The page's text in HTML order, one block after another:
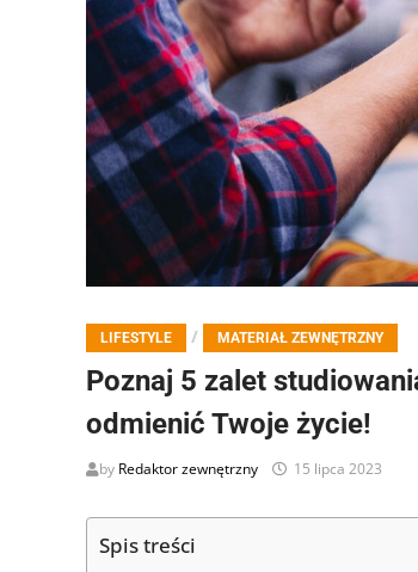
LIFESTYLE / MATERIAŁ ZEWNĘTRZNY
Poznaj 5 zalet
odmienić Twoje życie!
by Redaktor zewnętrzny 15 lipca 2023
Spis treści